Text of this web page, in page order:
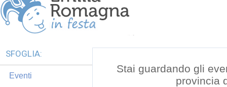
Stai guardando gli
provincia
SFOGLIA:
Eventi